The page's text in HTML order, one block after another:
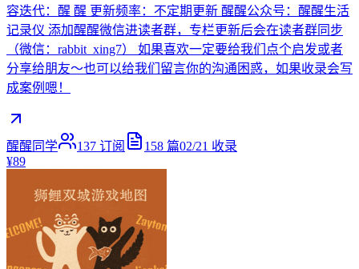
容迭代：醒 醒 更新频率：不定期更新 醒醒公众号：醒醒生活
记录仪 添加醒醒微信进读者群，专栏更新后会在读者群同步
（微信：rabbit_xing7） 如果喜欢一定要给我们点个启发或者
分享给朋友～也可以给我们留言你的沟通困惑，如果收录会写
成案例嗯！
醒醒同学 137 订阅 158 篇02/21 收录
¥89